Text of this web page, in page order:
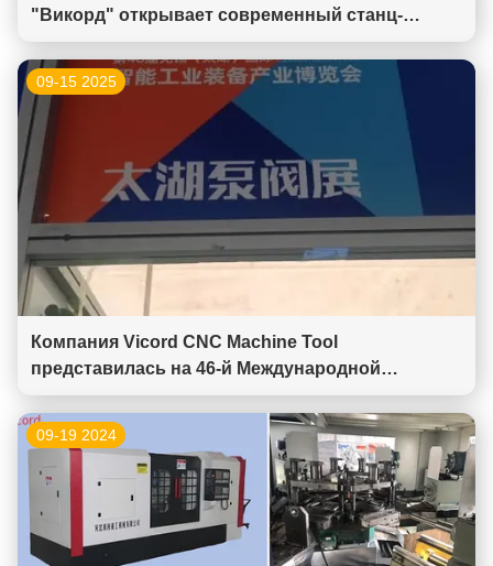
"Викорд" открывает современный станц-
машиностроительный завод для производства
клапанов.
09-15 2025
Компания Vicord CNC Machine Tool
представилась на 46-й Международной
выставке интеллектуального промышленного
оборудования в Wuxi Taihu
09-19 2024